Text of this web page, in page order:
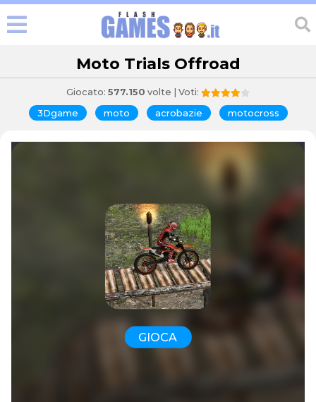
Moto Trials Offroad
Giocato: 577.150 volte | Voti:
3Dgame moto acrobazie motocross
GIOCA